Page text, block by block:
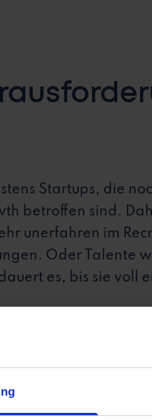
Startups, die
betroffen sind.
unerfahren im
Oder Talente
es, bis sie voll
Schließlich geht
bringen.
oder
Wir haben
wenn sich alles